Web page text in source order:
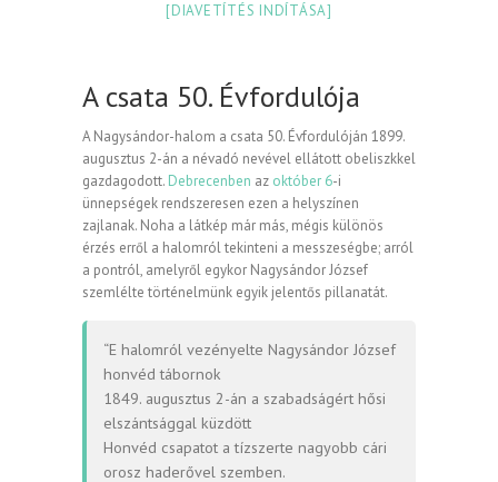
[DIAVETÍTÉS INDÍTÁSA]
A csata 50. Évfordulója
A Nagysándor-halom a csata 50. Évfordulóján 1899.
augusztus 2-án a névadó nevével ellátott obeliszkkel
gazdagodott. Debrecenben az október 6-i
ünnepségek rendszeresen ezen a helyszínen
zajlanak. Noha a látkép már más, mégis különös
érzés erről a halomról tekinteni a messzeségbe; arról
a pontról, amelyről egykor Nagysándor József
szemlélte történelmünk egyik jelentős pillanatát.
“E halomról vezényelte Nagysándor József
honvéd tábornok
1849. augusztus 2-án a szabadságért hősi
elszántsággal küzdött
Honvéd csapatot a tízszerte nagyobb cári
orosz haderővel szemben.